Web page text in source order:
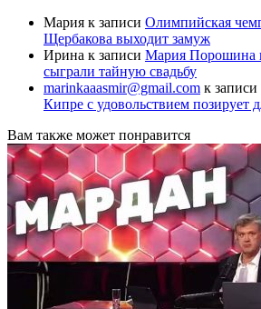
Мария к записи Олимпийская
Щербакова выходит замуж
Ирина к записи Мария Порошина
сыграли тайную свадьбу
marinkaaasmir@gmail.com к записи
Кипре с удовольствием позирует
Вам также может понравится